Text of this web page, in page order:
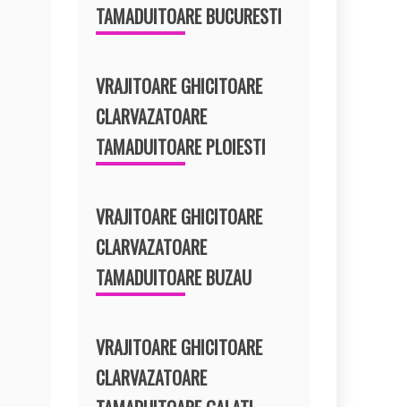
TAMADUITOARE BUCURESTI
VRAJITOARE GHICITOARE
CLARVAZATOARE
TAMADUITOARE PLOIESTI
VRAJITOARE GHICITOARE
CLARVAZATOARE
TAMADUITOARE BUZAU
VRAJITOARE GHICITOARE
CLARVAZATOARE